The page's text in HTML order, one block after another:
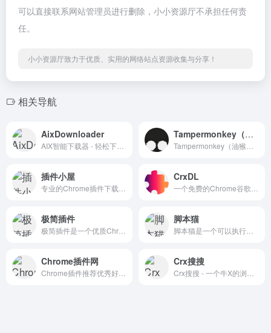
可以直接联系网站管理员进行删除，小小资源厅不承担任何责
任。
小小资源厅致力于优质、实用的网络站点资源收集与分享！
相关导航
AixDownloader Tampermonkey（油猴）
插件小屋 CrxDL
极简插件 脚本猫
Chrome插件网 Crx搜搜